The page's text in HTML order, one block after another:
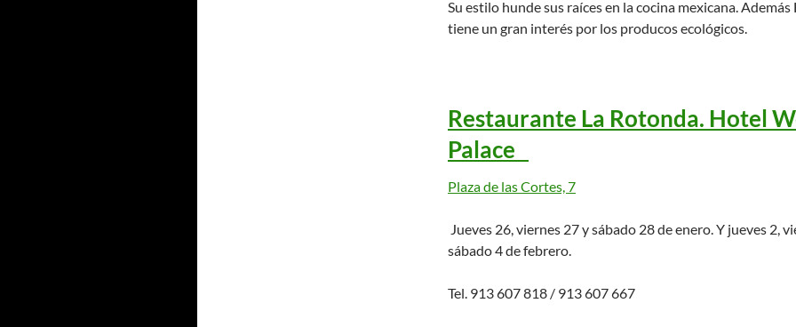
Su estilo hunde sus raíces en la cocina mexicana.
tiene un gran interés por los producos ecológicos.
Restaurante La Rotonda. Hotel
Palace
Plaza de las Cortes, 7
Jueves 26, viernes 27 y sábado 28 de enero. Y jueves 2,
sábado 4 de febrero.
Tel. 913 607 818 / 913 607 667